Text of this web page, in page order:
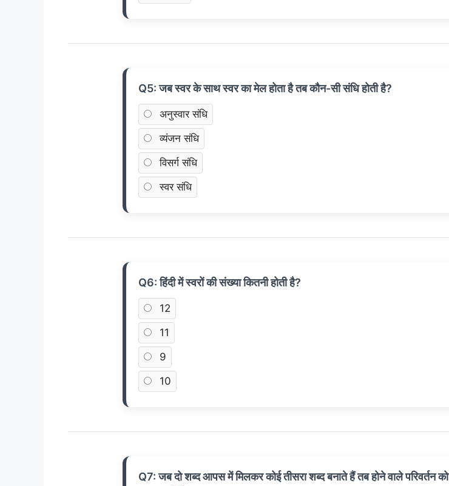
Q5: जब स्वर के साथ स्वर का मेल होता है तब कौन-सी संधि होती है?
अनुस्वार संधि
व्यंजन संधि
विसर्ग संधि
स्वर संधि
Q6: हिंदी में स्वरों की संख्या कितनी होती है?
12
11
9
10
Q7: जब दो शब्द आपस में मिलकर कोई तीसरा शब्द बनाते हैं तब होने वाले परिवर्तन को